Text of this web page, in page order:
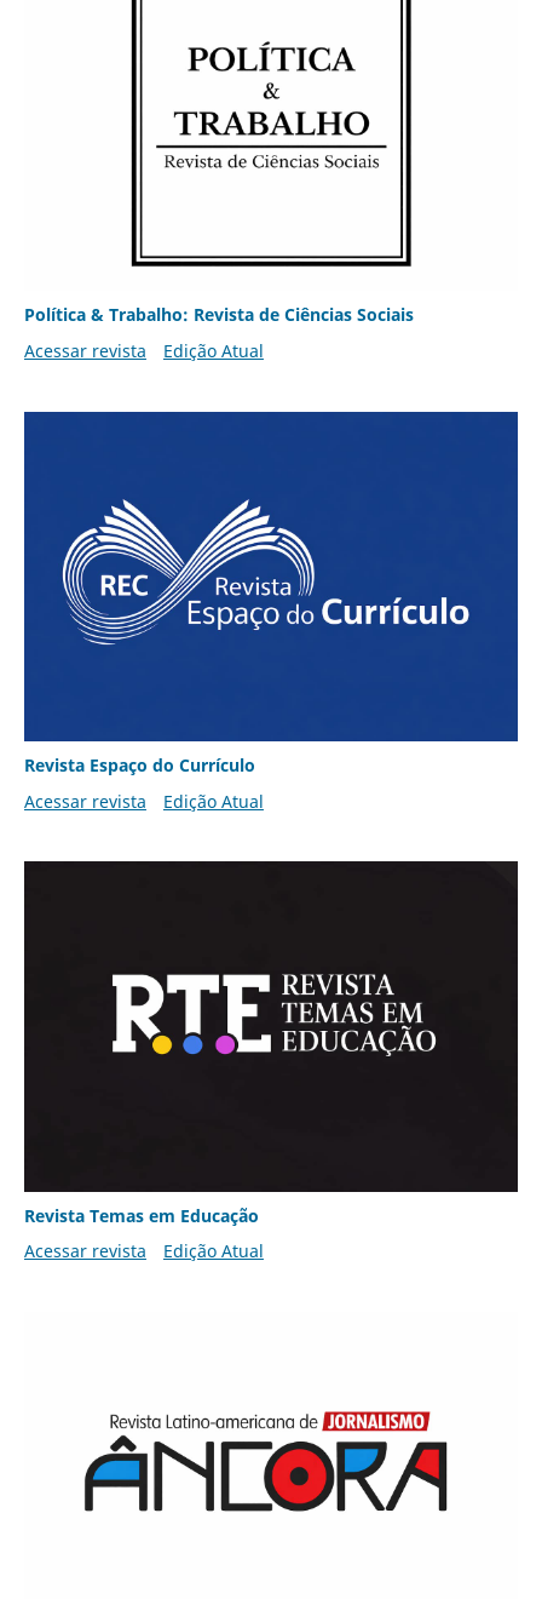
Política & Trabalho: Revista de Ciências Sociais
Acessar revista
Edição Atual
Revista Espaço do Currículo
Acessar revista
Edição Atual
Revista Temas em Educação
Acessar revista
Edição Atual